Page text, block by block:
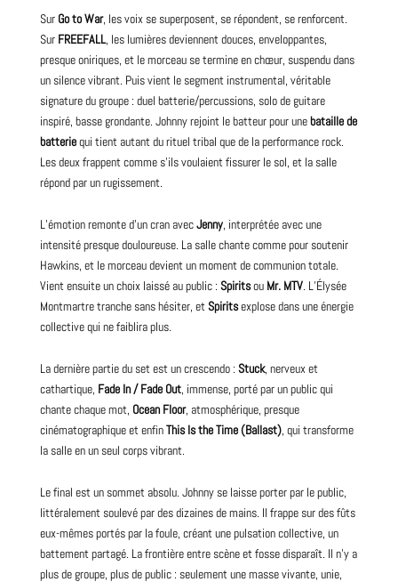
Sur Go to War, les voix se superposent, se répondent, se renforcent.
Sur FREEFALL, les lumières deviennent douces, enveloppantes,
presque oniriques, et le morceau se termine en chœur, suspendu dans
un silence vibrant. Puis vient le segment instrumental, véritable
signature du groupe : duel batterie/percussions, solo de guitare
inspiré, basse grondante. Johnny rejoint le batteur pour unebataille de
batteriequi tient autant du rituel tribal que de la performance rock.
Les deux frappent comme s’ils voulaient fissurer le sol, et la salle
répond par un rugissement.
L’émotion remonte d’un cran avecJenny, interprétée avec une
intensité presque douloureuse. La salle chante comme pour soutenir
Hawkins, et le morceau devient un moment de communion totale.
Vient ensuite un choix laissé au public : Spiritsou Mr. MTV. L’Élysée
Montmartre tranche sans hésiter, etSpiritsexplose dans une énergie
collective qui ne faiblira plus.
La dernière partie du set est un crescendo : Stuck, nerveux et
cathartique, Fade In / Fade Out, immense, porté par un public qui
chante chaque mot, Ocean Floor, atmosphérique, presque
cinématographique et enfinThis Is the Time (Ballast), qui transforme
la salle en un seul corps vibrant.
Le final est un sommet absolu. Johnny se laisse porter par le public,
littéralement soulevé par des dizaines de mains. Il frappe sur des fûts
eux-mêmes portés par la foule, créant une pulsation collective, un
battement partagé. La frontière entre scène et fosse disparaît. Il n’y a
plus de groupe, plus de public : seulement une masse vivante, unie,